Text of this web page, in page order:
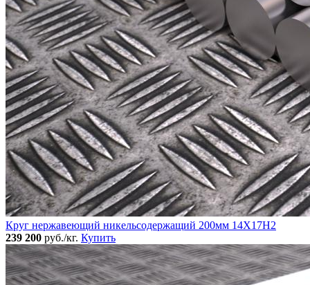
Круг нержавеющий никельсодержащий 200мм 14Х17Н2
239 200 руб./кг. Купить